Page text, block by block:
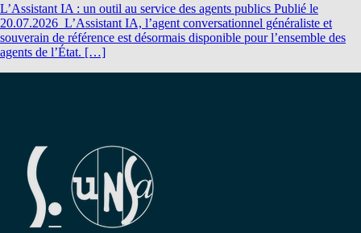
L’Assistant IA : un outil au service des agents publics Publié le
20.07.2026 L’Assistant IA, l’agent conversationnel généraliste et
souverain de référence est désormais disponible pour l’ensemble des
agents de l’État. […]